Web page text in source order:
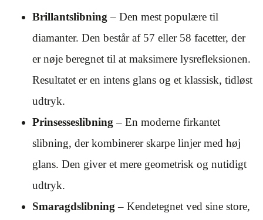
Brillantslibning – Den mest populære til
diamanter. Den består af 57 eller 58 facetter, der
er nøje beregnet til at maksimere lysrefleksionen.
Resultatet er en intens glans og et klassisk, tidløst
udtryk.
Prinsesseslibning – En moderne firkantet
slibning, der kombinerer skarpe linjer med høj
glans. Den giver et mere geometrisk og nutidigt
udtryk.
Smaragdslibning – Kendetegnet ved sine store,